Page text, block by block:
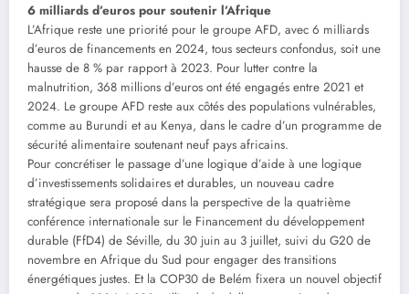
6 milliards d’euros pour soutenir l’Afrique
L’Afrique reste une priorité pour le groupe AFD, avec 6 milliards
d’euros de financements en 2024, tous secteurs confondus, soit une
hausse de 8 % par rapport à 2023. Pour lutter contre la
malnutrition, 368 millions d’euros ont été engagés entre 2021 et
2024. Le groupe AFD reste aux côtés des populations vulnérables,
comme au Burundi et au Kenya, dans le cadre d’un programme de
sécurité alimentaire soutenant neuf pays africains.
Pour concrétiser le passage d’une logique d’aide à une logique
d’investissements solidaires et durables, un nouveau cadre
stratégique sera proposé dans la perspective de la quatrième
conférence internationale sur le Financement du développement
durable (FfD4) de Séville, du 30 juin au 3 juillet, suivi du G20 de
novembre en Afrique du Sud pour engager des transitions
énergétiques justes. Et la COP30 de Belém fixera un nouvel objectif